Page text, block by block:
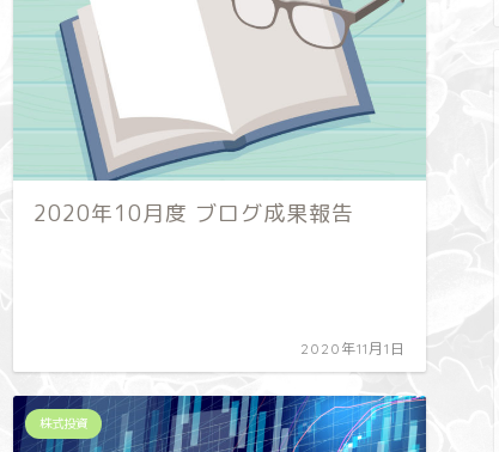
2020年10月度 ブログ成果報告
2020年11月1日
株式投資